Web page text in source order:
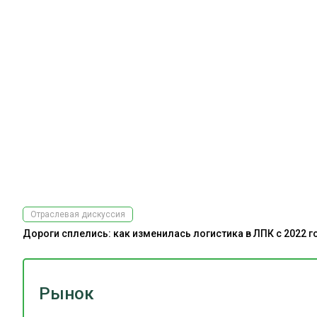
Рынок
Отраслевая дискуссия
Дороги сплелись: как изменилась логистика в ЛПК с 2022